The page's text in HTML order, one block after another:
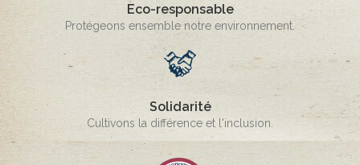
Eco-responsable
Protégeons ensemble notre environnement.
Solidarité
Cultivons la différence et l'inclusion.